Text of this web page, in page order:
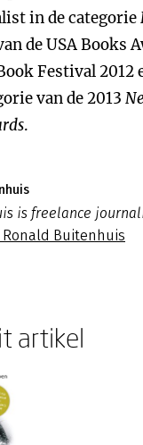
in de categorie
de USA Books
Festival 2012
van de 2013
.
is freelance
Buitenhuis
artikel